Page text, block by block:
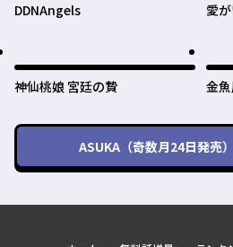
DDNAngels 愛
神仙桃娘 宮廷の贄 金
ASUKA（奇数月24日発売）